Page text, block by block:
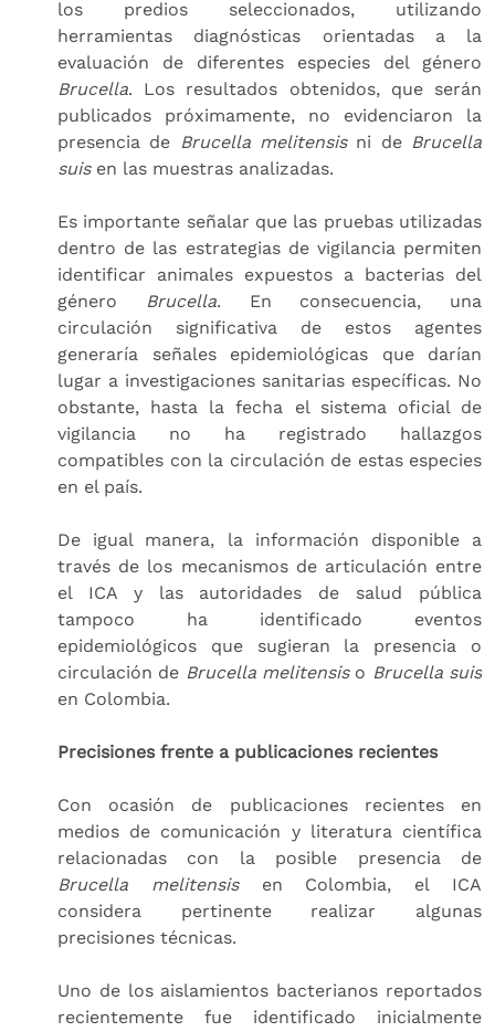
los predios seleccionados, utilizando
herramientas diagnósticas orientadas a la
evaluación de diferentes especies del género
Brucella. Los resultados obtenidos, que serán
publicados próximamente, no evidenciaron la
presencia de Brucella melitensisni de Brucella
suisen las muestras analizadas.
Es importante señalar que las pruebas utilizadas
dentro de las estrategias de vigilancia permiten
identificar animales expuestos a bacterias del
género Brucella. En consecuencia, una
circulación significativa de estos agentes
generaría señales epidemiológicas que darían
lugar a investigaciones sanitarias específicas. No
obstante, hasta la fecha el sistema oficial de
vigilancia no ha registrado hallazgos
compatibles con la circulación de estas especies
en el país.
De igual manera, la información disponible a
través de los mecanismos de articulación entre
el ICA y las autoridades de salud pública
tampoco ha identificado eventos
epidemiológicos que sugieran la presencia o
circulación de Brucella melitensiso Brucella suis
en Colombia.
Precisiones frente a publicaciones recientes
Con ocasión de publicaciones recientes en
medios de comunicación y literatura científica
relacionadas con la posible presencia de
Brucella melitensisen Colombia, el ICA
considera pertinente realizar algunas
precisiones técnicas.
Uno de los aislamientos bacterianos reportados
recientemente fue identificado inicialmente